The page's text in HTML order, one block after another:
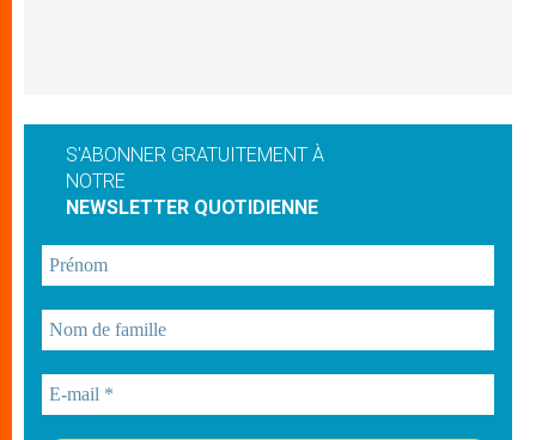
S'ABONNER GRATUITEMENT À
NOTRE
NEWSLETTER QUOTIDIENNE